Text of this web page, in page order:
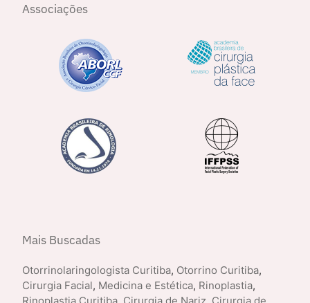
Associações
Mais Buscadas
Otorrinolaringologista Curitiba, Otorrino Curitiba,
Cirurgia Facial, Medicina e Estética, Rinoplastia,
Rinoplastia Curitiba Cirurgia de Nariz Cirurgia de